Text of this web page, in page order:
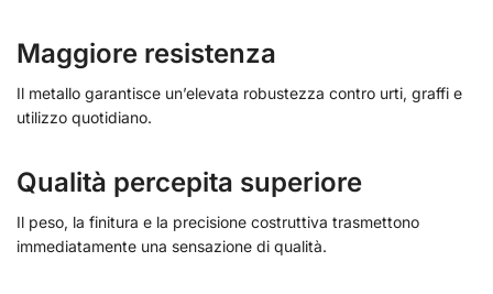
Maggiore resistenza
Il metallo garantisce un’elevata robustezza contro urti, graffi e
utilizzo quotidiano.
Qualità percepita superiore
Il peso, la finitura e la precisione costruttiva trasmettono
immediatamente una sensazione di qualità.